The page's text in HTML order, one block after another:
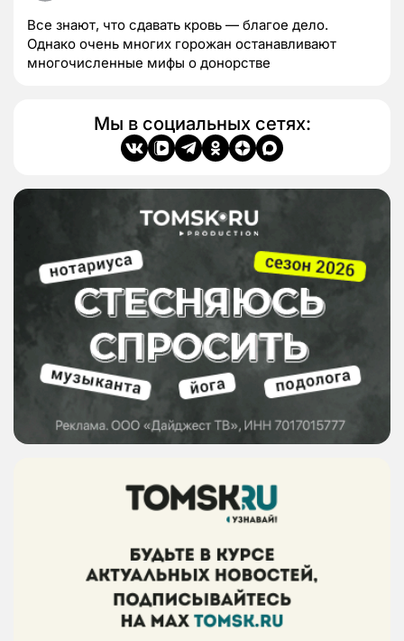
Все знают, что сдавать кровь — благое дело.
Однако очень многих горожан останавливают
многочисленные мифы о донорстве
Мы в социальных сетях: